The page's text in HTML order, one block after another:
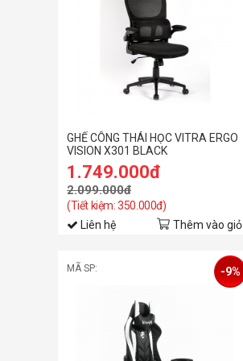
GHẾ CÔNG THÁI HỌC VITRA ERGO
VISION X301 BLACK
1.749.000đ
2.099.000đ
(Tiết kiệm: 350.000đ)
Liên hệ
Thêm vào giỏ
MÃ SP: -9%